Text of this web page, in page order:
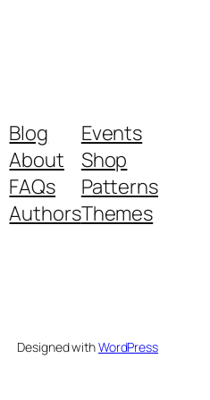
Blog
About
FAQs
Authors
Events
Shop
Patterns
Themes
Designed withWordPress